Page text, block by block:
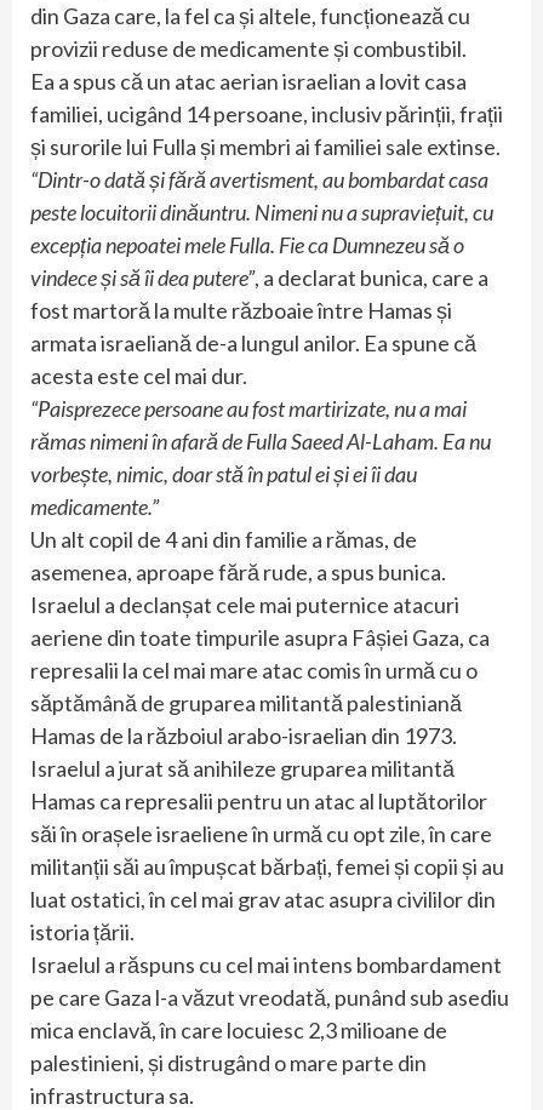
din Gaza care, la fel ca și altele, funcționează cu
provizii reduse de medicamente și combustibil.
Ea a spus că un atac aerian israelian a lovit casa
familiei, ucigând 14 persoane, inclusiv părinții, frații
și surorile lui Fulla și membri ai familiei sale extinse.
“Dintr-o dată și fără avertisment, au bombardat casa
peste locuitorii dinăuntru. Nimeni nu a supraviețuit, cu
excepția nepoatei mele Fulla. Fie ca Dumnezeu să o
vindece și să îi dea putere”, a declarat bunica, care a
fost martoră la multe războaie între Hamas și
armata israeliană de-a lungul anilor. Ea spune că
acesta este cel mai dur.
“Paisprezece persoane au fost martirizate, nu a mai
rămas nimeni în afară de Fulla Saeed Al-Laham. Ea nu
vorbește, nimic, doar stă în patul ei și ei îi dau
medicamente.”
Un alt copil de 4 ani din familie a rămas, de
asemenea, aproape fără rude, a spus bunica.
Israelul a declanșat cele mai puternice atacuri
aeriene din toate timpurile asupra Fâșiei Gaza, ca
represalii la cel mai mare atac comis în urmă cu o
săptămână de gruparea militantă palestiniană
Hamas de la războiul arabo-israelian din 1973.
Israelul a jurat să anihileze gruparea militantă
Hamas ca represalii pentru un atac al luptătorilor
săi în orașele israeliene în urmă cu opt zile, în care
militanții săi au împușcat bărbați, femei și copii și au
luat ostatici, în cel mai grav atac asupra civililor din
istoria țării.
Israelul a răspuns cu cel mai intens bombardament
pe care Gaza l-a văzut vreodată, punând sub asediu
mica enclavă, în care locuiesc 2,3 milioane de
palestinieni, și distrugând o mare parte din
infrastructura sa.